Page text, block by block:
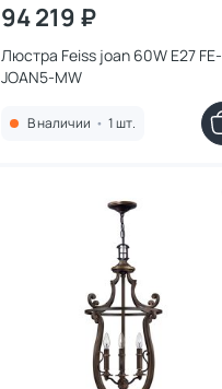
94 219 ₽
Люстра Feiss joan 60W E27 FE-
JOAN5-MW
В наличии • 1 шт.